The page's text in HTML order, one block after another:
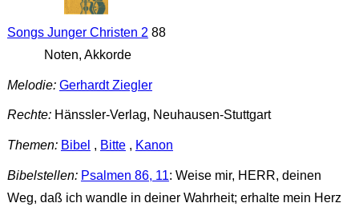
Songs Junger Christen 2 88
Noten, Akkorde
Melodie: Gerhardt Ziegler
Rechte:Hänssler-Verlag, Neuhausen-Stuttgart
Themen: Bibel , Bitte, Kanon
Bibelstellen: Psalmen 86, 11: Weise mir, HERR, deinen
Weg, daß ich wandle in deiner Wahrheit; erhalte mein Herz